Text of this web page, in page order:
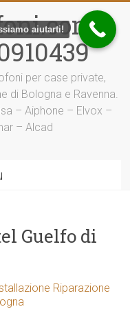
per case private,
di Bologna e Ravenna.
– Aiphone – Elvox –
– Alcad
Guelfo di
Riparazione
aiutarti!